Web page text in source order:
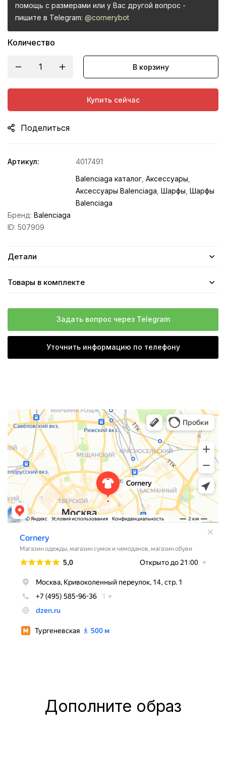
помощь с размерами или у Вас другой вопрос -
пишите в Telegram: @cornerybot
Количество
В корзину
Купить сейчас
Поделиться
Артикул:
4017491
Balenciaga каталог Аксессуары
Аксессуары Balenciaga Шарфы Шарфы
Balenciaga
Бренд: Balenciaga
ID: 507909
Детали
Товары в комплекте
Задать вопрос через Telegram
Уточнить информацию по телефону
Дополните образ